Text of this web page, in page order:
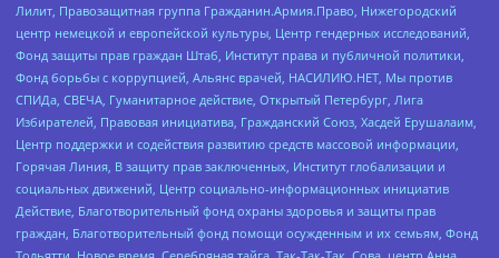
Лилит, Правозащитная группа Гражданин.Армия.Право, Нижегородский
центр немецкой и европейской культуры, Центр гендерных исследований,
Фонд защиты прав граждан Штаб, Институт права и публичной политики,
Фонд борьбы с коррупцией, Альянс врачей, НАСИЛИЮ.НЕТ, Мы против
СПИДа, СВЕЧА, Гуманитарное действие, Открытый Петербург, Лига
Избирателей, Правовая инициатива, Гражданский Союз, Хасдей Ерушалаим,
Центр поддержки и содействия развитию средств массовой информации,
Горячая Линия, В защиту прав заключенных, Институт глобализации и
социальных движений, Центр социально-информационных инициатив
Действие, Благотворительный фонд охраны здоровья и защиты прав
граждан, Благотворительный фонд помощи осужденным и их семьям, Фонд